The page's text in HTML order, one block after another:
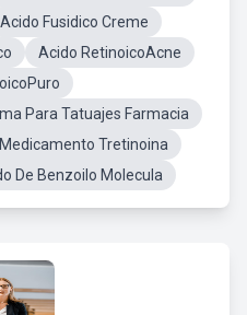
Acido Fusidico Creme
Acido RetinoicoAcne
Para Tatuajes Farmacia
Medicamento Tretinoina
De Benzoilo Molecula